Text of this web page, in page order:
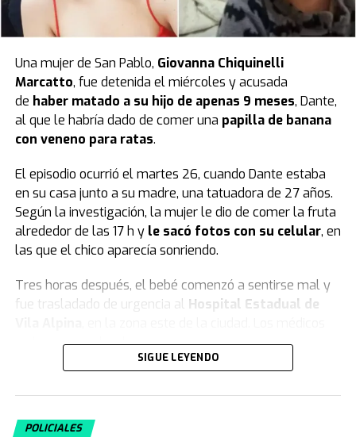
Una mujer de San Pablo, Giovanna Chiquinelli
Marcatto, fue detenida el miércoles y acusada
de haber matado a su hijo de apenas 9 meses, Dante,
al que le habría dado de comer una papilla de banana
con veneno para ratas.
El episodio ocurrió el martes 26, cuando Dante estaba
en su casa junto a su madre, una tatuadora de 27 años.
Según la investigación, la mujer le dio de comer la fruta
alrededor de las 17 h y le sacó fotos con su celular, en
las que el chico aparecía sonriendo.
Tres horas después, el bebé comenzó a sentirse mal y
fue trasladado de urgencia al Hospital Estadual de
no lograron salvarlo.
El informe forense y la declaración de la
Según las primeras pericias forenses, el pequeño Dante
SIGUE LEYENDO
POLICIALES